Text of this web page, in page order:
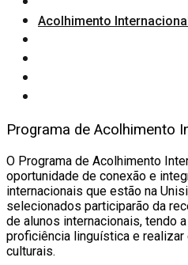
Acolhimento
Programa de Acolhimento
O Programa de Acolhimento
oportunidade de conexão e
internacionais que estão na
selecionados participarão da
de alunos internacionais, tendo
proficiência linguística e
culturais.